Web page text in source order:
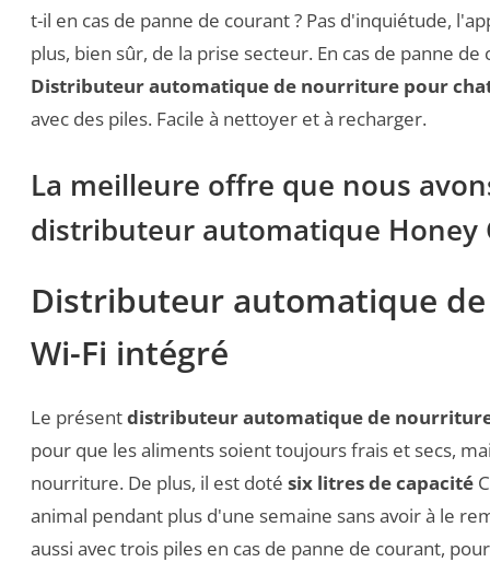
t-il en cas de panne de courant ? Pas d'inquiétude,
plus, bien sûr, de la prise secteur. En cas de panne
Distributeur automatique de nourriture pour
avec des piles. Facile à nettoyer et à recharger.
La meilleure offre que nous
distributeur automatique Honey
Distributeur automatique
Wi-Fi intégré
Le présentdistributeur automatique de
pour que les aliments soient toujours frais et secs,
nourriture. De plus, il est doté six litres de capacité
animal pendant plus d'une semaine sans avoir à le
aussi avec trois piles en cas de panne de courant,